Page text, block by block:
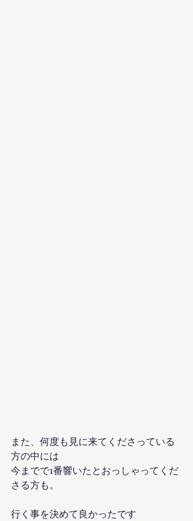
また、何度も見に来てくださっている
方の中には
今までで1番響いたとおっしゃってくだ
さる方も。
行く事を決めて良かったです